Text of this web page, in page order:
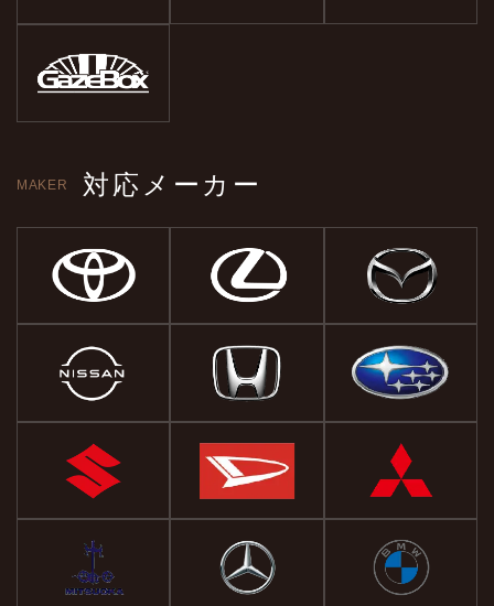
MAKER 対応メーカー